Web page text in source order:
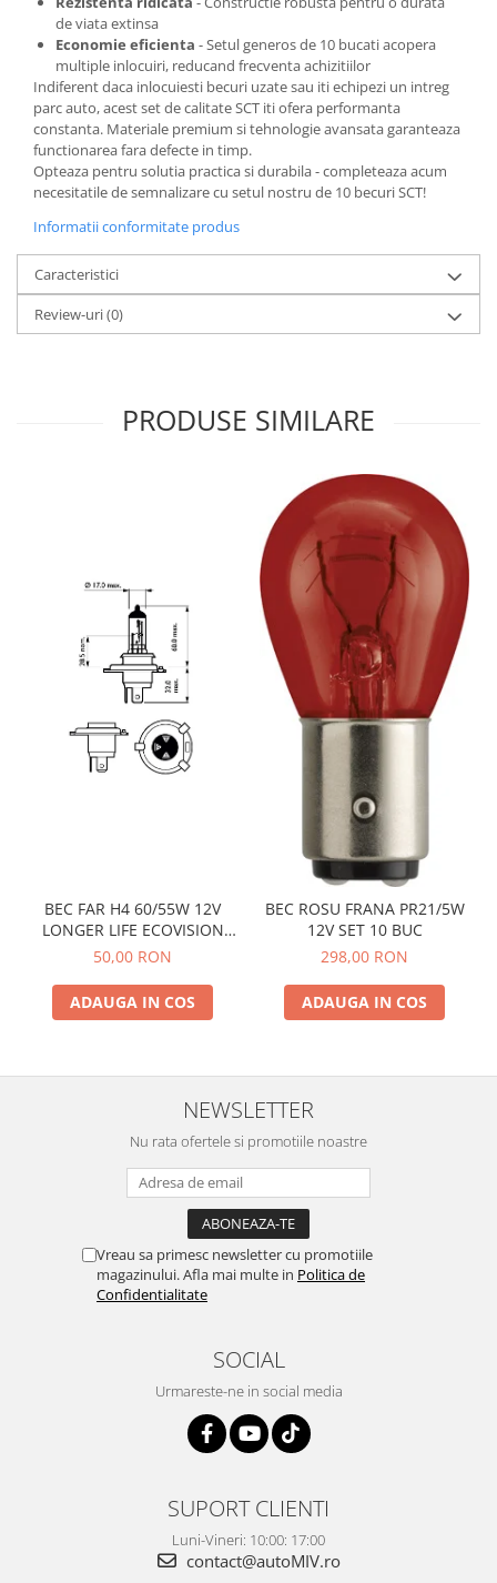
de viata extinsa
Economie eficienta - Setul generos de 10 bucati acopera
multiple inlocuiri, reducand frecventa achizitiilor
Indiferent daca inlocuiesti becuri uzate sau iti echipezi un intreg
parc auto, acest set de calitate SCT iti ofera performanta
constanta. Materiale premium si tehnologie avansata garanteaza
functionarea fara defecte in timp.
Opteaza pentru solutia practica si durabila - completeaza acum
necesitatile de semnalizare cu setul nostru de 10 becuri SCT!
Informatii conformitate produs
Caracteristici
Review-uri(0)
PRODUSE SIMILARE
BEC FAR H4 60/55W 12V
LONGER LIFE ECOVISION
PHILIPS
50,00 RON
ADAUGA IN COS
BEC ROSU FRANA PR21/5W
12V SET 10 BUC
298,00 RON
ADAUGA IN COS
NEWSLETTER
Nu rata ofertele si promotiile noastre
Vreau sa primesc newsletter cu promotiile
magazinului. Afla mai multe in Politica de
Confidentialitate
SOCIAL
Urmareste-ne in social media
SUPORT CLIENTI
Luni-Vineri: 10:00: 17:00
contact@autoMIV.ro